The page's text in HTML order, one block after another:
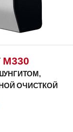
M330
ОЧИСТКОЙ